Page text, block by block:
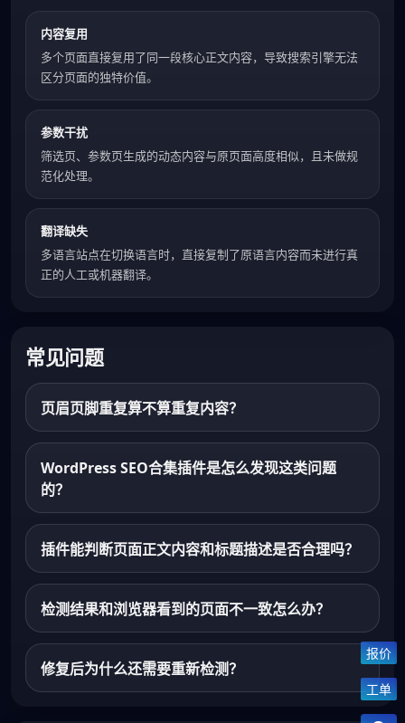
内容复用
多个页面直接复用了同一段核心正文内容，导致搜索引擎无法
区分页面的独特价值。
参数干扰
筛选页、参数页生成的动态内容与原页面高度相似，且未做规
范化处理。
翻译缺失
多语言站点在切换语言时，直接复制了原语言内容而未进行真
正的人工或机器翻译。
常见问题
页眉页脚重复算不算重复内容？
WordPress SEO合集插件是怎么发现这类问题
的？
插件能判断页面正文内容和标题描述是否合理吗？
检测结果和浏览器看到的页面不一致怎么办？
修复后为什么还需要重新检测？
报价
工单